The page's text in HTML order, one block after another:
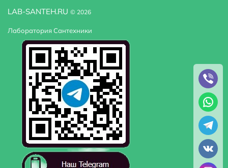
Тип для раковины-чаши, для раковины
Тип подводки гибкая
Высота излива 22,1
LAB-SANTEH.RU © 2026
Лаборатория Сантехники